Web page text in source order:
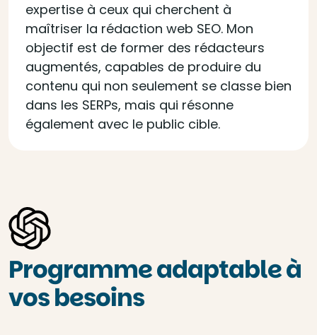
expertise à ceux qui cherchent à
maîtriser la rédaction web SEO. Mon
objectif est de former des rédacteurs
augmentés, capables de produire du
contenu qui non seulement se classe bien
dans les SERPs, mais qui résonne
également avec le public cible.
Programme adaptable à
vos besoins